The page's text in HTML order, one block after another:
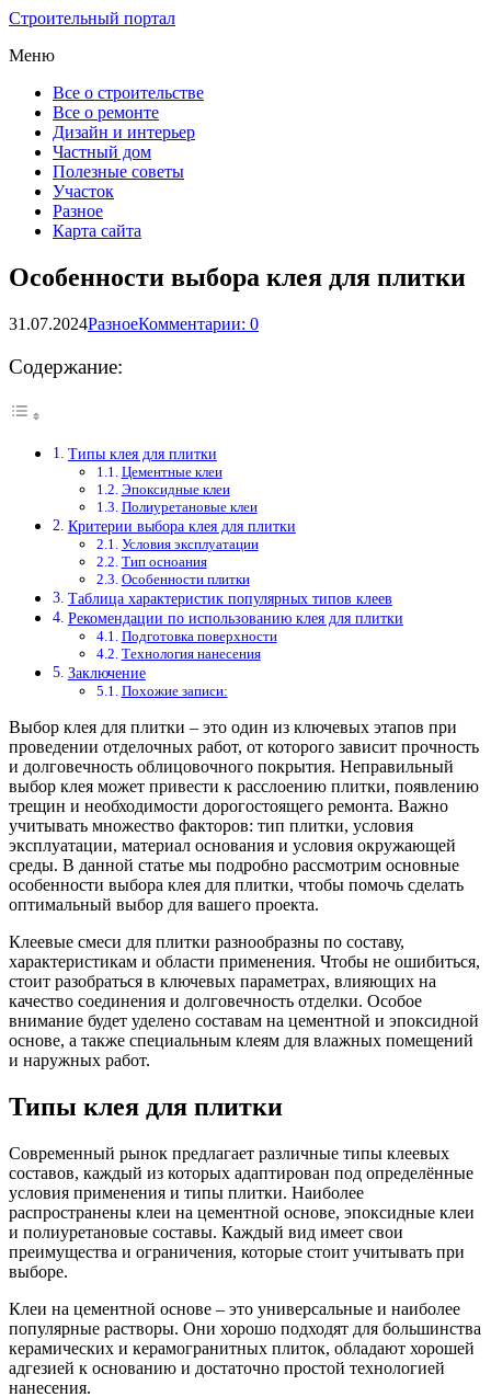
Строительный портал
Меню
Все о строительстве
Все о ремонте
Дизайн и интерьер
Частный дом
Полезные советы
Участок
Разное
Карта сайта
Особенности выбора клея для плитки
31.07.2024РазноеКомментарии: 0
Содержание:
Типы клея для плитки
Цементные клеи
Эпоксидные клеи
Полиуретановые клеи
Критерии выбора клея для плитки
Условия эксплуатации
Тип осноания
Особенности плитки
Таблица характеристик популярных типов клеев
Рекомендации по использованию клея для плитки
Подготовка поверхности
Технология нанесения
Заключение
Похожие записи:
Выбор клея для плитки – это один из ключевых этапов при
проведении отделочных работ, от которого зависит прочность
и долговечность облицовочного покрытия. Неправильный
выбор клея может привести к расслоению плитки, появлению
трещин и необходимости дорогостоящего ремонта. Важно
учитывать множество факторов: тип плитки, условия
эксплуатации, материал основания и условия окружающей
среды. В данной статье мы подробно рассмотрим основные
особенности выбора клея для плитки, чтобы помочь сделать
оптимальный выбор для вашего проекта.
Клеевые смеси для плитки разнообразны по составу,
характеристикам и области применения. Чтобы не ошибиться,
стоит разобраться в ключевых параметрах, влияющих на
качество соединения и долговечность отделки. Особое
внимание будет уделено составам на цементной и эпоксидной
основе, а также специальным клеям для влажных помещений
и наружных работ.
Типы клея для плитки
Современный рынок предлагает различные типы клеевых
составов, каждый из которых адаптирован под определённые
условия применения и типы плитки. Наиболее
распространены клеи на цементной основе, эпоксидные клеи
и полиуретановые составы. Каждый вид имеет свои
преимущества и ограничения, которые стоит учитывать при
выборе.
Клеи на цементной основе – это универсальные и наиболее
популярные растворы. Они хорошо подходят для большинства
керамических и керамогранитных плиток, обладают хорошей
адгезией к основанию и достаточно простой технологией
нанесения.